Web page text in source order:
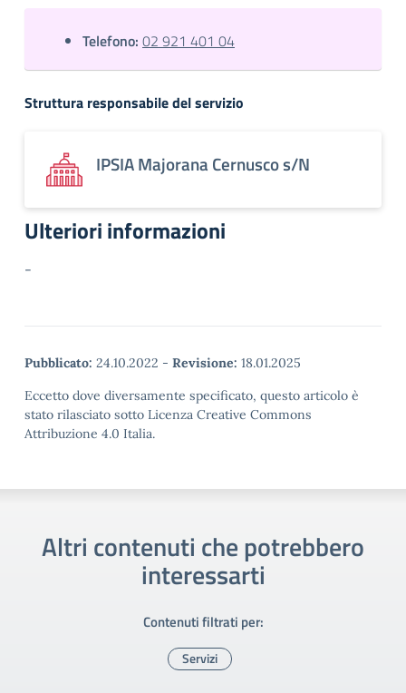
Telefono: 02 921 401 04
Struttura responsabile del servizio
IPSIA Majorana Cernusco s/N
Ulteriori informazioni
-
Pubblicato: 24.10.2022 - Revisione: 18.01.2025
Eccetto dove diversamente specificato, questo articolo è
stato rilasciato sotto Licenza Creative Commons
Attribuzione 4.0 Italia.
Altri contenuti che potrebbero
interessarti
Contenuti filtrati per:
Servizi